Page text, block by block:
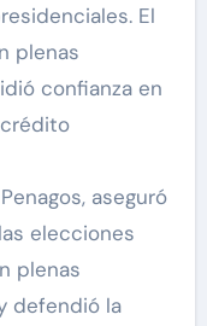
El
plenas
confianza en
aseguró
elecciones
plenas
defendió la